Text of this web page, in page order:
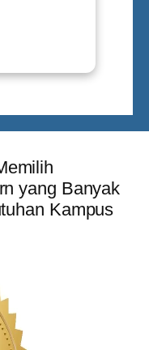
yang Banyak
Kampus